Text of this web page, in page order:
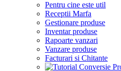
Pentru cine este util
Receptii Marfa
Gestionare produse
Inventar produse
Rapoarte vanzari
Vanzare produse
Facturari si Chitante